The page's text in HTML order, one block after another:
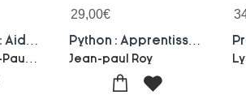
29,00€
Python : Apprentissage Actif ; Pour L'etudiant Et Le Futur Enseignant
Jean-paul Roy